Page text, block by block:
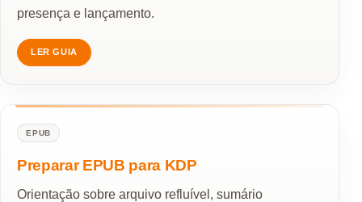
presença e lançamento.
LER GUIA
EPUB
Preparar EPUB para KDP
Orientação sobre arquivo refluível, sumário